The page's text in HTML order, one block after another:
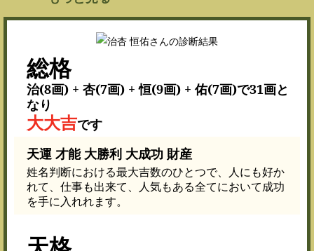
総格
治(8画) + 杏(7画) + 恒(9画) + 佑(7画)で31画と
なり
大大吉です
天運 才能 大勝利 大成功 財産
姓名判断における最大吉数のひとつで、人にも好か
れて、仕事も出来て、人気もある全てにおいて成功
を手に入れれます。